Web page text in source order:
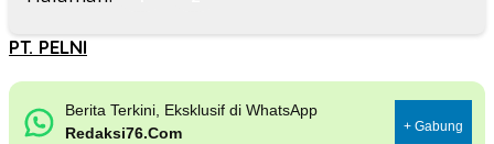
PT. PELNI
Berita Terkini, Eksklusif di WhatsApp
Redaksi76.Com
+ Gabung